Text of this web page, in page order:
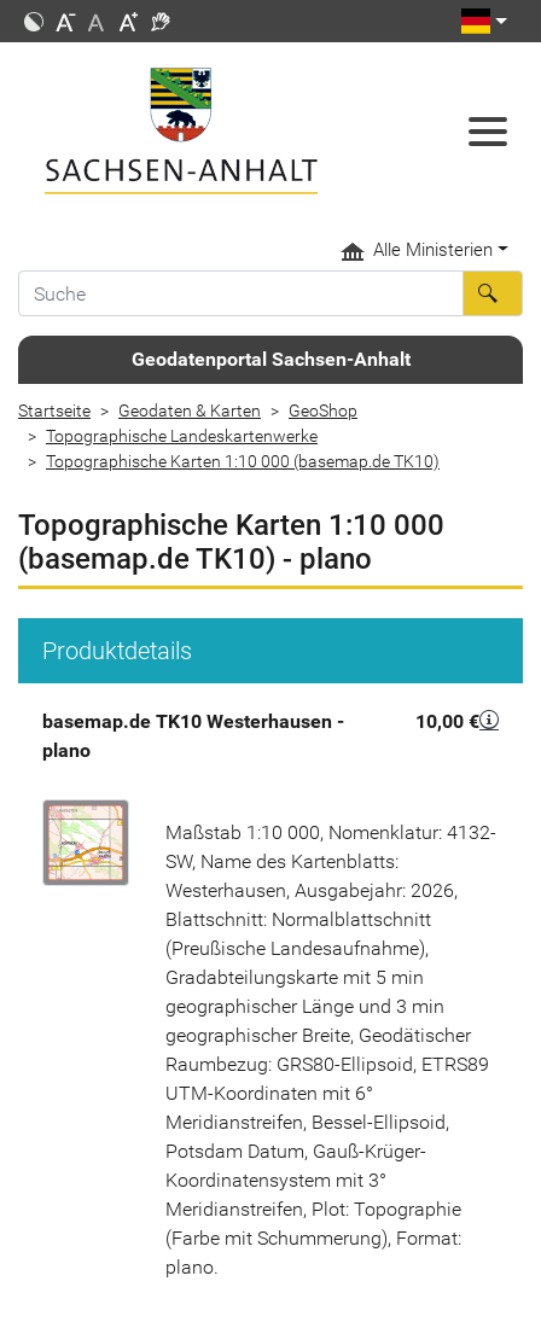
Alle Ministerien
Geodatenportal Sachsen-Anhalt
Startseite Geodaten & Karten
GeoShop
Topographische Landeskartenwerke
Topographische Karten 1:10 000 (basemap.de TK10)
Topographische Karten 1:10 000
(basemap.de TK10) - plano
Produktdetails
basemap.de TK10 Westerhausen -
plano
10,00 €
Maßstab 1:10 000, Nomenklatur: 4132-
SW, Name des Kartenblatts:
Westerhausen, Ausgabejahr: 2026,
Blattschnitt: Normalblattschnitt
(Preußische Landesaufnahme),
Gradabteilungskarte mit 5 min
geographischer Länge und 3 min
geographischer Breite, Geodätischer
Raumbezug: GRS80-Ellipsoid, ETRS89
UTM-Koordinaten mit 6°
Meridianstreifen, Bessel-Ellipsoid,
Potsdam Datum, Gauß-Krüger-
Koordinatensystem mit 3°
Meridianstreifen, Plot: Topographie
(Farbe mit Schummerung), Format:
plano.